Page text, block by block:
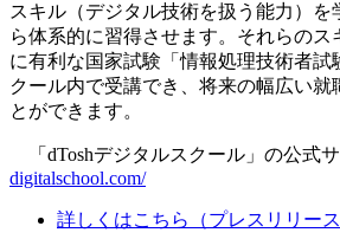
スキル（デジタル技術を扱う能力）
ら体系的に習得させます。それらの
に有利な国家試験「情報処理技術者試
クール内で受講でき、将来の幅広い就
とができます。
「dToshデジタルスクール」の公式
digitalschool.com/
詳しくはこちら（プレスリリース